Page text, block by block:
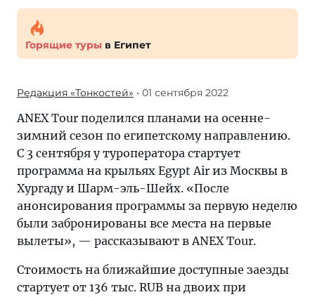
Горящие туры в Египет
Редакция «Тонкостей» • 01 сентября 2022
ANEX Tour поделился планами на осенне-
зимний сезон по египетскому направлению.
С 3 сентября у туроператора стартует
программа на крыльях Egypt Air из Москвы в
Хургаду и Шарм-эль-Шейх. «После
анонсирования программы за первую неделю
были забронированы все места на первые
вылеты», — рассказывают в ANEX Tour.
Стоимость на ближайшие доступные заезды
стартует от 136 тыс. RUB на двоих при